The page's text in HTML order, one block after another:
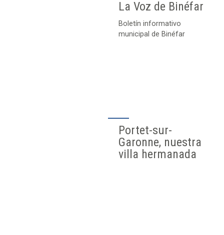
La Voz de Binéfar
Boletín informativo
municipal de Binéfar
Portet-sur-
Garonne, nuestra
villa hermanada